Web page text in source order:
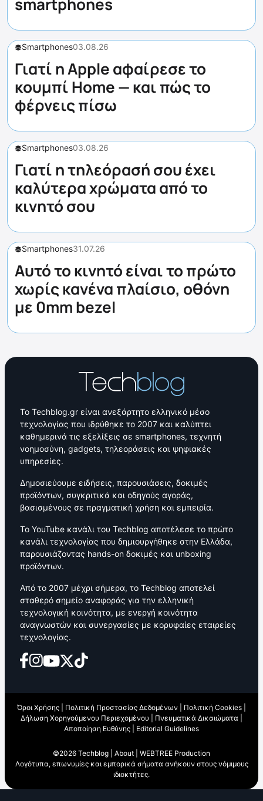
Smartphones03.08.26
Γιατί η Apple αφαίρεσε το
κουμπί Home — και πώς το
φέρνεις πίσω
Smartphones03.08.26
Γιατί η τηλεόρασή σου έχει
καλύτερα χρώματα από το
κινητό σου
Smartphones31.07.26
Αυτό το κινητό είναι το πρώτο
χωρίς κανένα πλαίσιο, οθόνη
με 0mm bezel
Το Techblog.gr είναι ανεξάρτητο ελληνικό μέσο
τεχνολογίας που ιδρύθηκε το 2007 και καλύπτει
καθημερινά τις εξελίξεις σε smartphones, τεχνητή
νοημοσύνη, gadgets, τηλεοράσεις και ψηφιακές
υπηρεσίες.
Δημοσιεύουμε ειδήσεις, παρουσιάσεις, δοκιμές
προϊόντων, συγκριτικά και οδηγούς αγοράς,
βασισμένους σε πραγματική χρήση και εμπειρία.
Το YouTube κανάλι του Techblog αποτέλεσε το πρώτο
κανάλι τεχνολογίας που δημιουργήθηκε στην Ελλάδα,
παρουσιάζοντας hands-on δοκιμές και unboxing
προϊόντων.
Από το 2007 μέχρι σήμερα, το Techblog αποτελεί
σταθερό σημείο αναφοράς για την ελληνική
τεχνολογική κοινότητα, με ενεργή κοινότητα
αναγνωστών και συνεργασίες με κορυφαίες εταιρείες
τεχνολογίας.
Όροι Χρήσης Πολιτική Προστασίας Δεδομένων Πολιτική Cookies
Δήλωση Χορηγούμενου Περιεχομένου
Πνευματικά Δικαιώματα
Αποποίηση Ευθύνης
Editorial Guidelines
©2026 Techblog | About
WEBTREE Production
Λογότυπα, επωνυμίες και εμπορικά σήματα ανήκουν στους νόμιμους
ιδιοκτήτες.